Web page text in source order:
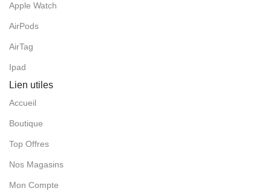
Apple Watch
AirPods
AirTag
Ipad
Lien utiles
Accueil
Boutique
Top Offres
Nos Magasins
Mon Compte